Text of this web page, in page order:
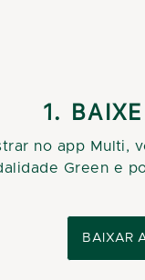
1.
no app Multi,
Green e
BAIXAR